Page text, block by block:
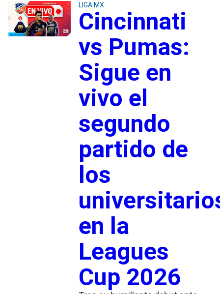
LIGA MX
Cincinnati
vs Pumas:
Sigue en
vivo el
segundo
partido de
los
en la
Leagues
Cup 2026